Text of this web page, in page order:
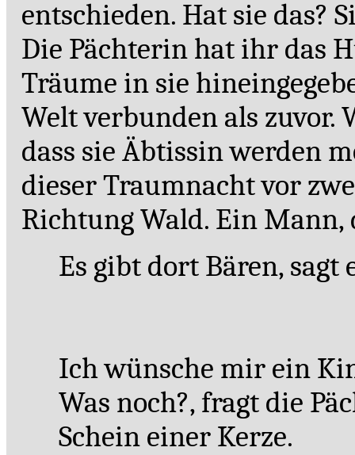
entschieden. Hat sie das?
Die Pächterin hat ihr das
Träume in sie
Welt verbunden als zuvor.
dass sie Äbtissin werden
dieser Traumnacht vor
Richtung Wald. Ein
Es gibt dort Bären,
Ich wünsche mir ein
Was noch?, fragt die
Schein einer Kerze.